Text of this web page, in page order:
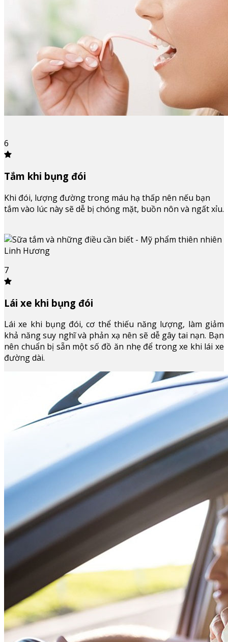
6
Tắm khi bụng đói
Khi đói, lượng đường trong máu hạ thấp nên nếu bạn
tắm vào lúc này sẽ dễ bị chóng mặt, buồn nôn và ngất xỉu.
7
Lái xe khi bụng đói
Lái xe khi bụng đói, cơ thể thiếu năng lượng, làm giảm
khả năng suy nghĩ và phản xạ nên sẽ dễ gây tai nạn. Bạn
nên chuẩn bị sẵn một số đồ ăn nhẹ để trong xe khi lái xe
đường dài.